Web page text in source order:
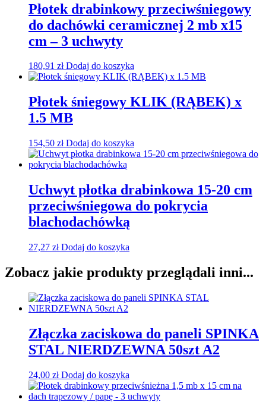
Płotek drabinkowy przeciwśniegowy
do dachówki ceramicznej 2 mb x15
cm – 3 uchwyty
180,91 zł Dodaj do koszyka
Płotek śniegowy KLIK (RĄBEK) x
1.5 MB
154,50 zł Dodaj do koszyka
Uchwyt płotka drabinkowa 15-20 cm
przeciwśniegowa do pokrycia
blachodachówką
27,27 zł Dodaj do koszyka
Zobacz jakie produkty przeglądali inni...
Złączka zaciskowa do paneli SPINKA
STAL NIERDZEWNA 50szt A2
24,00 zł Dodaj do koszyka